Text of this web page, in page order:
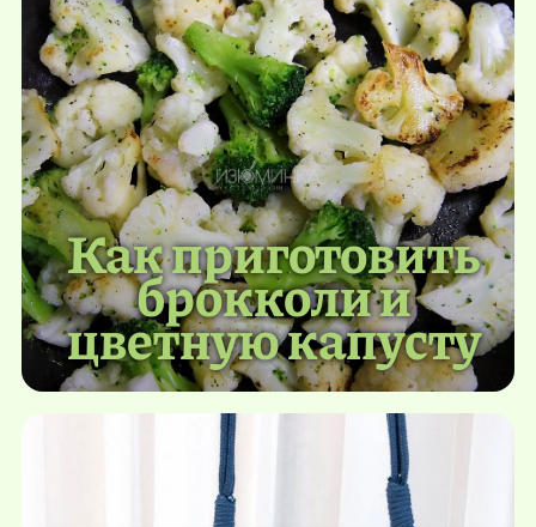
Как приготовить
брокколи и
цветную капусту